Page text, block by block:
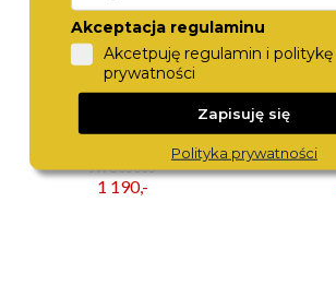
JACQUES DU MANOIR
JWG03003
1 190,-
Akceptacja regulaminu
Akcetpuję regulamin i politykę
prywatności
Zapisuję się
Polityka prywatności